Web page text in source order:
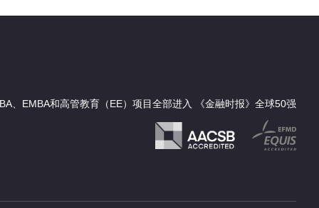
、EMBA和高管教育（EE）项目全部进入 《金融时报》全球50强